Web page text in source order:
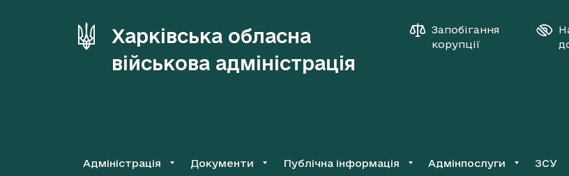
Харківська обласна
військова адміністрація
Запобігання
корупції
Адміністрація Документи Публічна інформація Адмінпослуги ЗСУ